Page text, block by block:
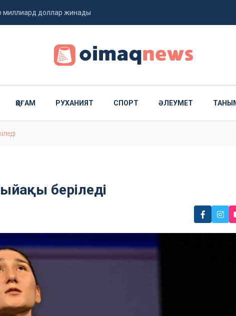
миллиард доллар жинады
ҚОҒАМ РУХАНИЯТ СПОРТ ӘЛЕУМЕТ
беріледі